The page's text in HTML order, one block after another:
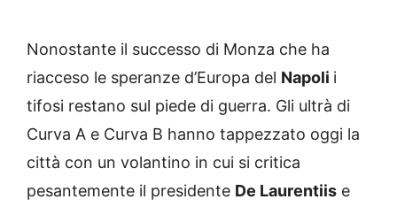
Nonostante il successo di Monza che ha
riacceso le speranze d’Europa del Napoli i
tifosi restano sul piede di guerra. Gli ultrà di
Curva A e Curva B hanno tappezzato oggi la
città con un volantino in cui si critica
pesantemente il presidente De Laurentiis e